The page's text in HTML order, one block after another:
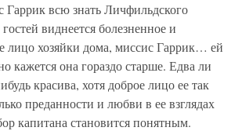
Гаррик всю знать Личфильдского
виднеется болезненное и
лицо хозяйки дома, миссис Гаррик… ей
кажется она гораздо старше. Едва ли
красива, хотя доброе лицо ее так
преданности и любви в ее взглядах
капитана становится понятным.